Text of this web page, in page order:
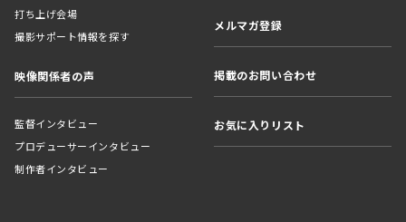
打ち上げ会場
撮影サポート情報を探す
映像関係者の声
監督インタビュー
プロデューサーインタビュー
制作者インタビュー
メルマガ登録
掲載のお問い合わせ
お気に入りリスト